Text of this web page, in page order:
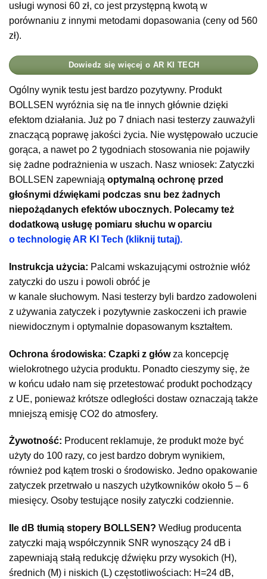
usługi wynosi 60 zł, co jest przystępną kwotą w
porównaniu z innymi metodami dopasowania (ceny od 560
zł).
Dowiedz się więcej o AR KI TECH
Ogólny wynik testu jest bardzo pozytywny. Produkt
BOLLSEN wyróżnia się na tle innych głównie dzięki
efektom działania. Już po 7 dniach nasi testerzy zauważyli
znaczącą poprawę jakości życia. Nie występowało uczucie
gorąca, a nawet po 2 tygodniach stosowania nie pojawiły
się żadne podrażnienia w uszach. Nasz wniosek: Zatyczki
BOLLSEN zapewniają optymalną ochronę przed
głośnymi dźwiękami podczas snu bez żadnych
niepożądanych efektów ubocznych. Polecamy też
dodatkową usługę pomiaru słuchu w oparciu
o technologię AR KI Tech (kliknij tutaj).
Instrukcja użycia: Palcami wskazującymi ostrożnie włóż
zatyczki do uszu i powoli obróć je
w kanale słuchowym. Nasi testerzy byli bardzo zadowoleni
z używania zatyczek i pozytywnie zaskoczeni ich prawie
niewidocznym i optymalnie dopasowanym kształtem.
Ochrona środowiska: Czapki z główza koncepcję
wielokrotnego użycia produktu. Ponadto cieszymy się, że
w końcu udało nam się przetestować produkt pochodzący
z UE, ponieważ krótsze odległości dostaw oznaczają także
mniejszą emisję CO2 do atmosfery.
Żywotność: Producent reklamuje, że produkt może być
użyty do 100 razy, co jest bardzo dobrym wynikiem,
również pod kątem troski o środowisko. Jedno opakowanie
zatyczek przetrwało u naszych użytkowników około 5 – 6
miesięcy. Osoby testujące nosiły zatyczki codziennie.
Ile dB tłumią stopery BOLLSEN? Według producenta
zatyczki mają współczynnik SNR wynoszący 24 dB i
zapewniają stałą redukcję dźwięku przy wysokich (H),
średnich (M) i niskich (L) częstotliwościach: H=24 dB,